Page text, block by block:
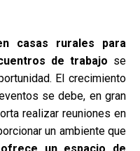
casas rurales para
de trabajo se
El crecimiento
se debe, en gran
realizar reuniones en
un ambiente que